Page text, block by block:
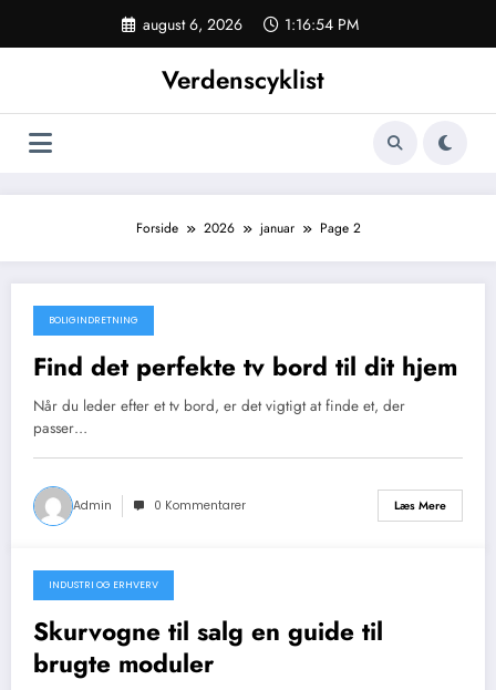
indhold
august 6, 2026 1:16:54 PM
Verdenscyklist
Forside 2026 januar Page 2
januar 14, 2026
BOLIGINDRETNING
Find det perfekte tv bord til dit hjem
Når du leder efter et tv bord, er det vigtigt at finde et, der
passer…
Admin 0 Kommentarer Læs Mere
januar 10, 2026
INDUSTRI OG ERHVERV
Skurvogne til salg en guide til
brugte moduler